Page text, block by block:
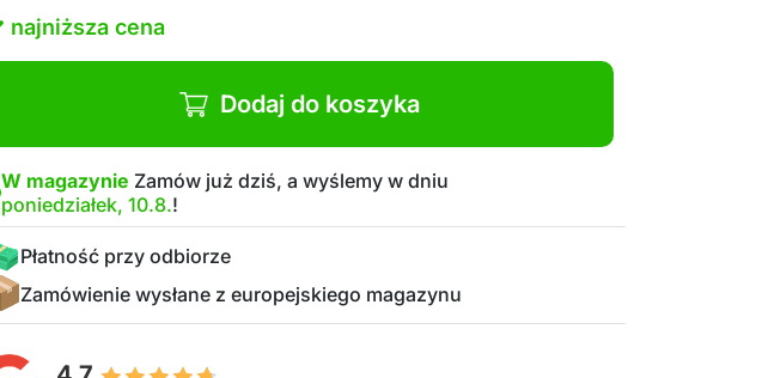
najniższa cena
Dodaj do koszyka
W magazynie Zamów już dziś, a wyślemy w dniu
poniedziałek, 10.8.!
Płatność przy odbiorze
Zamówienie wysłane z europejskiego magazynu